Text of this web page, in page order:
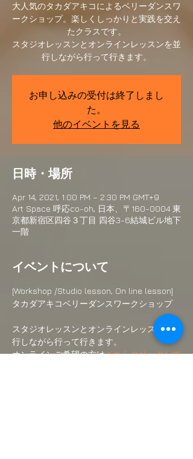
大人気のタカダアキコによるベリーダンスワ
ークショップ。楽しくしっかりと実践を交え
たクラスです。
スタジオレッスンとオンラインレッスンを並
行しながら行って行きます。
お申し込みの受付は終了しまし
た。
他のイベントを見る
日時・場所
Apr 14, 2021, 1:00 PM – 2:30 PM GMT+9
Art Space 呼応co-oh, 日本、〒160-0004 東
京都新宿区四谷３丁目 四谷3-6結城ビル地下
一階
イベントについて
[Workshop /Studio lesson, On line lesson]
タカダアキコベリーダンスワークショップ
スタジオレッスンとオンラインレッスンを並
行しながら行って行きます。
オンラインご希望の方はこちらクリックして